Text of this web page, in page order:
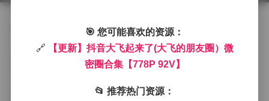
最近在社交媒体上，抖音大飞的微密圈内容引起了广泛
关注。作为一名长期关注他的粉丝，我不得不说，这次
的写真合集确实让人眼前一亮。无论是照片还是视频，
家一起来欣赏一下这个合集，看看大飞是如何通过这些
🎯 您可能喜欢的资源：
🔗
【更新】抖音大飞起来了(大飞的朋友圈）微
密圈合集【778P 92V】
📂 推荐热门资源：